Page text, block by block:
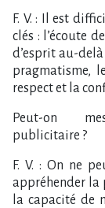
F. V. : Il est
clés : l’écoute
d’esprit au-
pragmatisme,
respect et la
Peut-on
publicitaire ?
F. V. : On ne
appréhender la
la capacité de